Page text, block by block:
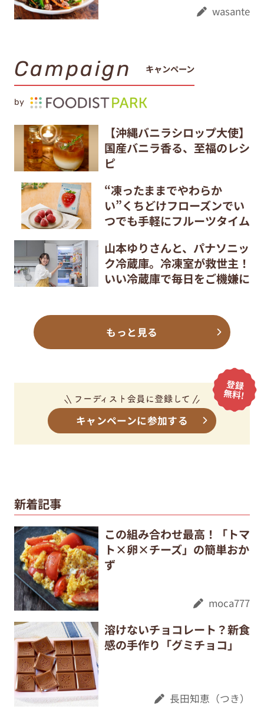
wasante
Campaign キャンペーン
by
【沖縄バニラシロップ大使】
国産バニラ香る、至福のレシ
ピ
“凍ったままでやわらか
い”くちどけフローズンでい
つでも手軽にフルーツタイム
山本ゆりさんと、パナソニッ
ク冷蔵庫。冷凍室が救世主！
いい冷蔵庫で毎日をご機嫌に
もっと見る
キャンペーンに参加する
新着記事
この組み合わせ最高！「トマ
ト×卵×チーズ」の簡単おか
ず
moca777
溶けないチョコレート？新食
感の手作り「グミチョコ」
長田知恵（つき）